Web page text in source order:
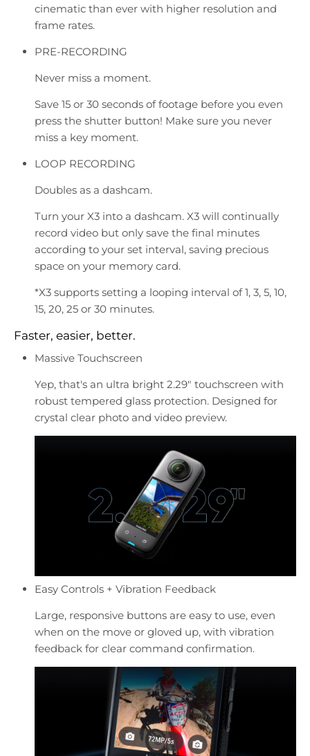
cinematic than ever with higher resolution and
frame rates.
PRE-RECORDING
Never miss a moment.
Save 15 or 30 seconds of footage before you even
press the shutter button! Make sure you never
miss a key moment.
LOOP RECORDING
Doubles as a dashcam.
Turn your X3 into a dashcam. X3 will continually
record video but only save the final minutes
according to your set interval, saving precious
space on your memory card.
*X3 supports setting a looping interval of 1, 3, 5, 10,
15, 20, 25 or 30 minutes.
Faster, easier, better.
Massive Touchscreen
Yep, that's an ultra bright 2.29" touchscreen with
robust tempered glass protection. Designed for
crystal clear photo and video preview.
Easy Controls + Vibration Feedback
Large, responsive buttons are easy to use, even
when on the move or gloved up, with vibration
feedback for clear command confirmation.